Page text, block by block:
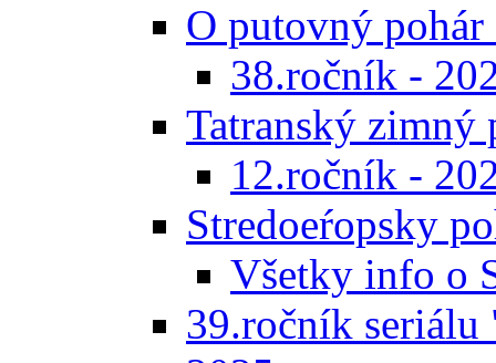
O putovný
38.ročník -
Tatranský zimný
12.ročník -
Stredoeŕopsky
Všetky info o
39.ročník